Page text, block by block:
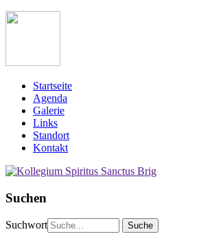
Startseite
Agenda
Galerie
Links
Standort
Kontakt
Suchen
Suchwort